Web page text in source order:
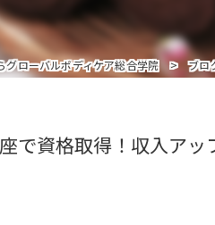
グローバルボディケア総合学院 ブロ
で資格取得！収入アッ